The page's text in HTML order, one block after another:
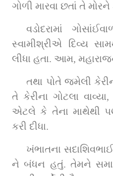
ગોળી મારવા છતાં તે
વડોદરામાં
સ્વામીશ્રીએ દિવ્ય
લીધા હતા. આમ,
તથા પોતે જમેલી
તે કેરીના ગોટલા
એટલે કે તેના માથેથી
કરી દીધા.
ખંભાતના
ને બંધન હતું. તેમને